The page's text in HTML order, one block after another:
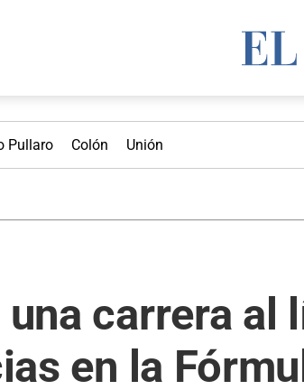
Pullaro Colón Unión
una carrera
en la